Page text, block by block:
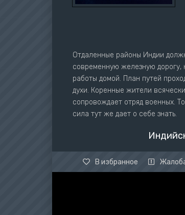
Отдаленные районы Индии
современную железную дорогу,
работы домой. План путей
духи. Коренные жители
сопровождает отряд военных.
сила тут же дает о себе знать.
В избранное